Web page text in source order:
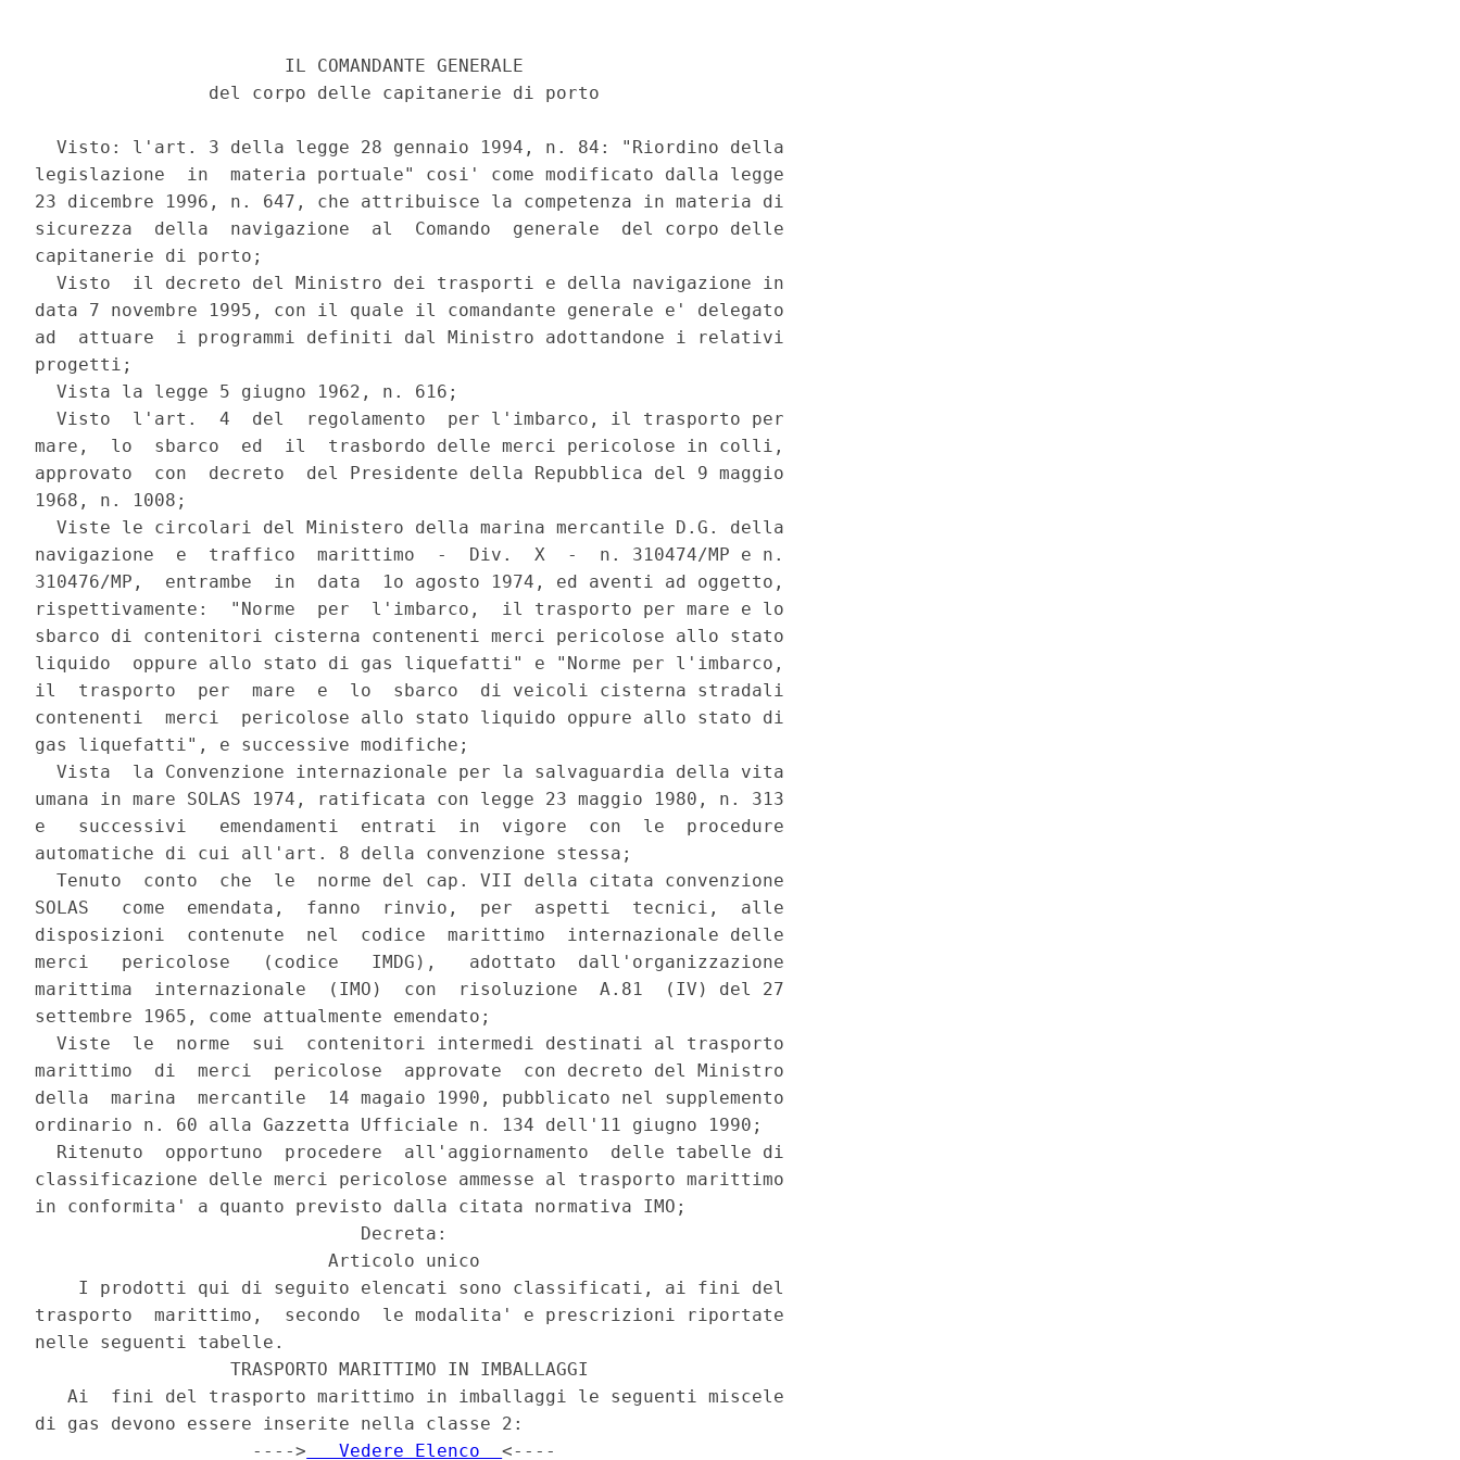
                       IL COMANDANTE GENERALE
                del corpo delle capitanerie di porto
  Visto: l'art. 3 della legge 28 gennaio 1994, n. 84: "Riordino della
legislazione  in  materia portuale" cosi' come modificato dalla legge
23 dicembre 1996, n. 647, che attribuisce la competenza in materia di
sicurezza  della  navigazione  al  Comando  generale  del corpo delle
capitanerie di porto;
  Visto  il decreto del Ministro dei trasporti e della navigazione in
data 7 novembre 1995, con il quale il comandante generale e' delegato
ad  attuare  i programmi definiti dal Ministro adottandone i relativi
progetti;
  Vista la legge 5 giugno 1962, n. 616;
  Visto  l'art.  4  del  regolamento  per l'imbarco, il trasporto per
mare,  lo  sbarco  ed  il  trasbordo delle merci pericolose in colli,
approvato  con  decreto  del Presidente della Repubblica del 9 maggio
1968, n. 1008;
  Viste le circolari del Ministero della marina mercantile D.G. della
navigazione  e  traffico  marittimo  -  Div.  X  -  n. 310474/MP e n.
310476/MP,  entrambe  in  data  1o agosto 1974, ed aventi ad oggetto,
rispettivamente:  "Norme  per  l'imbarco,  il trasporto per mare e lo
sbarco di contenitori cisterna contenenti merci pericolose allo stato
liquido  oppure allo stato di gas liquefatti" e "Norme per l'imbarco,
il  trasporto  per  mare  e  lo  sbarco  di veicoli cisterna stradali
contenenti  merci  pericolose allo stato liquido oppure allo stato di
gas liquefatti", e successive modifiche;
  Vista  la Convenzione internazionale per la salvaguardia della vita
umana in mare SOLAS 1974, ratificata con legge 23 maggio 1980, n. 313
e   successivi   emendamenti  entrati  in  vigore  con  le  procedure
automatiche di cui all'art. 8 della convenzione stessa;
  Tenuto  conto  che  le  norme del cap. VII della citata convenzione
SOLAS   come  emendata,  fanno  rinvio,  per  aspetti  tecnici,  alle
disposizioni  contenute  nel  codice  marittimo  internazionale delle
merci   pericolose   (codice   IMDG),   adottato  dall'organizzazione
marittima  internazionale  (IMO)  con  risoluzione  A.81  (IV) del 27
settembre 1965, come attualmente emendato;
  Viste  le  norme  sui  contenitori intermedi destinati al trasporto
marittimo  di  merci  pericolose  approvate  con decreto del Ministro
della  marina  mercantile  14 magaio 1990, pubblicato nel supplemento
ordinario n. 60 alla Gazzetta Ufficiale n. 134 dell'11 giugno 1990;
  Ritenuto  opportuno  procedere  all'aggiornamento  delle tabelle di
classificazione delle merci pericolose ammesse al trasporto marittimo
in conformita' a quanto previsto dalla citata normativa IMO;
                              Decreta:
                           Articolo unico
    I prodotti qui di seguito elencati sono classificati, ai fini del
trasporto  marittimo,  secondo  le modalita' e prescrizioni riportate
nelle seguenti tabelle.
                  TRASPORTO MARITTIMO IN IMBALLAGGI
   Ai  fini del trasporto marittimo in imballaggi le seguenti miscele
di gas devono essere inserite nella classe 2:
                    ---->
   Vedere Elenco
<----